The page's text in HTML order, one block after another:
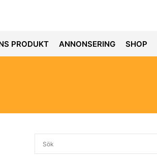
PRODUKT ANNONSERING SHOP